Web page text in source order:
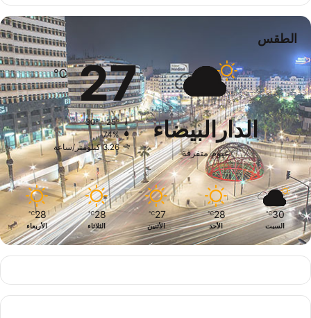
الطقس
الدارالبيضاء
غيوم متفرقة
27
℃
30º - 25º
74%
3.26 كيلومتر/ساعة
30
℃
السبت
28
℃
الأحد
27
℃
الأثنين
28
℃
الثلاثاء
28
℃
الأربعاء